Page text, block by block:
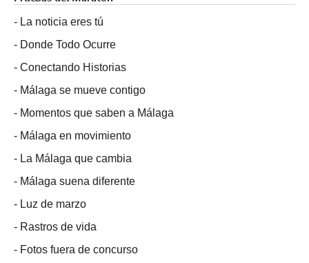
- La noticia eres tú
- Donde Todo Ocurre
- Conectando Historias
- Málaga se mueve contigo
- Momentos que saben a Málaga
- Málaga en movimiento
- La Málaga que cambia
- Málaga suena diferente
- Luz de marzo
- Rastros de vida
- Fotos fuera de concurso